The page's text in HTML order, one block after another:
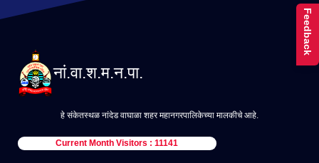
नां.वा.श.म.न.पा.
हे संकेतस्थळ नांदेड वाघाळा शहर महानगरपालिकेच्या मालकीचे आहे.
Current Month Visitors : 11141
Feedback